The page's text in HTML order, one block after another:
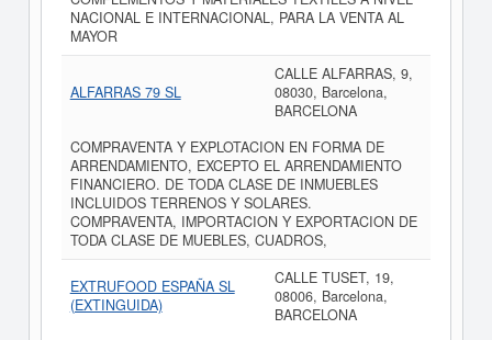
NACIONAL E INTERNACIONAL, PARA LA VENTA AL
MAYOR
ALFARRAS 79 SL
CALLE ALFARRAS, 9,
08030, Barcelona,
BARCELONA
COMPRAVENTA Y EXPLOTACION EN FORMA DE
ARRENDAMIENTO, EXCEPTO EL ARRENDAMIENTO
FINANCIERO. DE TODA CLASE DE INMUEBLES
INCLUIDOS TERRENOS Y SOLARES.
COMPRAVENTA, IMPORTACION Y EXPORTACION DE
TODA CLASE DE MUEBLES, CUADROS,
EXTRUFOOD ESPAÑA SL
(EXTINGUIDA)
CALLE TUSET, 19,
08006, Barcelona,
BARCELONA